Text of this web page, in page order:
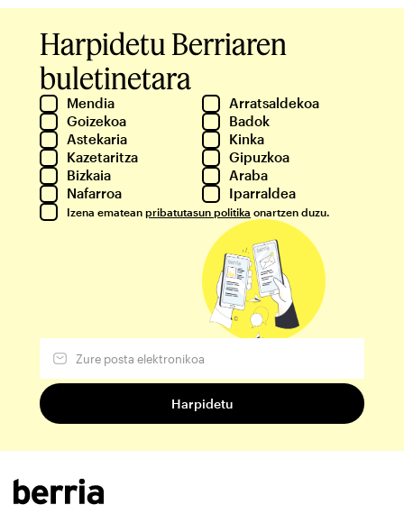
Harpidetu Berriaren
buletinetara
Mendia
Arratsaldekoa
Goizekoa
Badok
Astekaria
Kinka
Kazetaritza
Gipuzkoa
Bizkaia
Araba
Nafarroa
Iparraldea
Izena ematean pribatutasun politika onartzen duzu.